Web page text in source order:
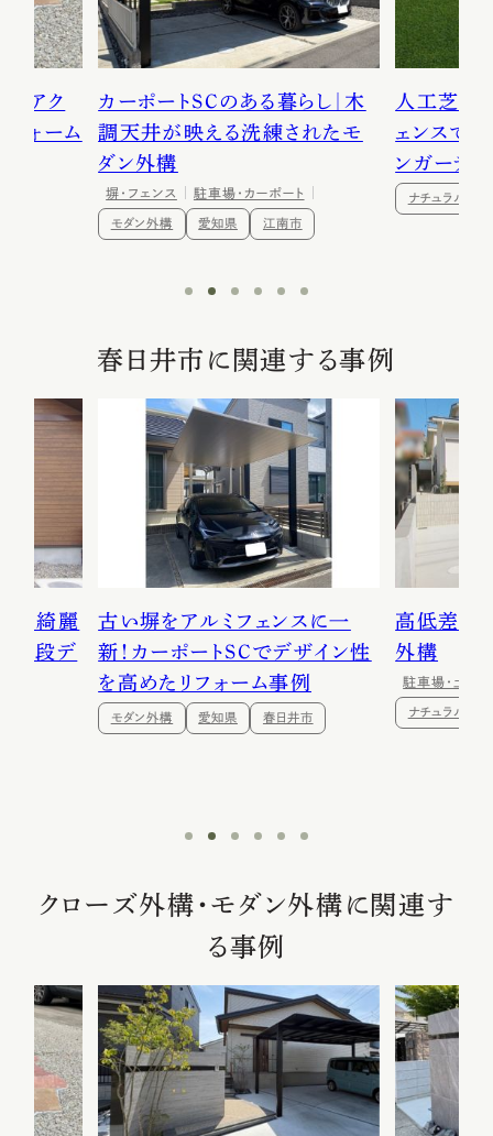
なアク
フォーム
カーポートSCのある暮らし｜木
調天井が映える洗練されたモ
ダン外構
塀・フェンス 駐車場・カーポート
モダン外構 愛知県 江南市
人工芝×
ェンスで
ンガーデン
ナチュラル外構
春日井市に関連する事例
も綺麗
階段デ
古い塀をアルミフェンスに一
新！カーポートSCでデザイン性
を高めたリフォーム事例
モダン外構 愛知県 春日井市
高低差を
外構
駐車場・土間
ナチュラル外構
クローズ外構・モダン外構に関連す
る事例